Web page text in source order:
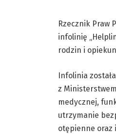
Rzecznik Praw
infolinię
rodzin i
Infolinia
z
medycznej,
utrzymanie
otępienne oraz